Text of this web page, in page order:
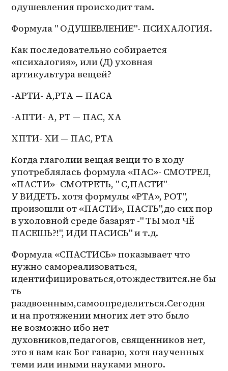
одушевления происходит там.
Формула " ОДУШЕВЛЕНИЕ"- ПСИХАЛОГИЯ.
Как последовательно собирается
«психалогия», или (Д) уховная
артикультура вещей?
-АРТИ- А,РТА — ПАСА
-АПТИ- А, РТ — ПАС, ХА
ХПТИ- ХИ — ПАС, РТА
Когда глаголии вещая вещи то в ходу
употреблялась формула «ПАС»- СМОТРЕЛ,
«ПАСТИ»- СМОТРЕТЬ, " С,ПАСТИ"-
У ВИДЕТЬ. хотя формулы «РТА», РОТ",
произошли от «ПАСТИ», ПАСТЬ",до сих пор
в ухоловной среде базарят -" ТЫ мол ЧЁ
ПАСЕШЬ?!", ИДИ ПАСИСЬ" и т.д.
Формула «СПАСТИСЬ» показывает что
нужно самореализоваться,
идентифицироваться,отождествится.не бы
ть
раздвоенным,самоопределиться.Сегодня
и на протяжении многих лет это было
не возможно ибо нет
духовников,педагогов, священников нет,
это я вам как Бог гаварю, хотя наученных
теми или иными науками много.